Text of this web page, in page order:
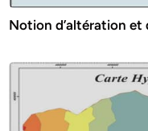
Notion d’altération et